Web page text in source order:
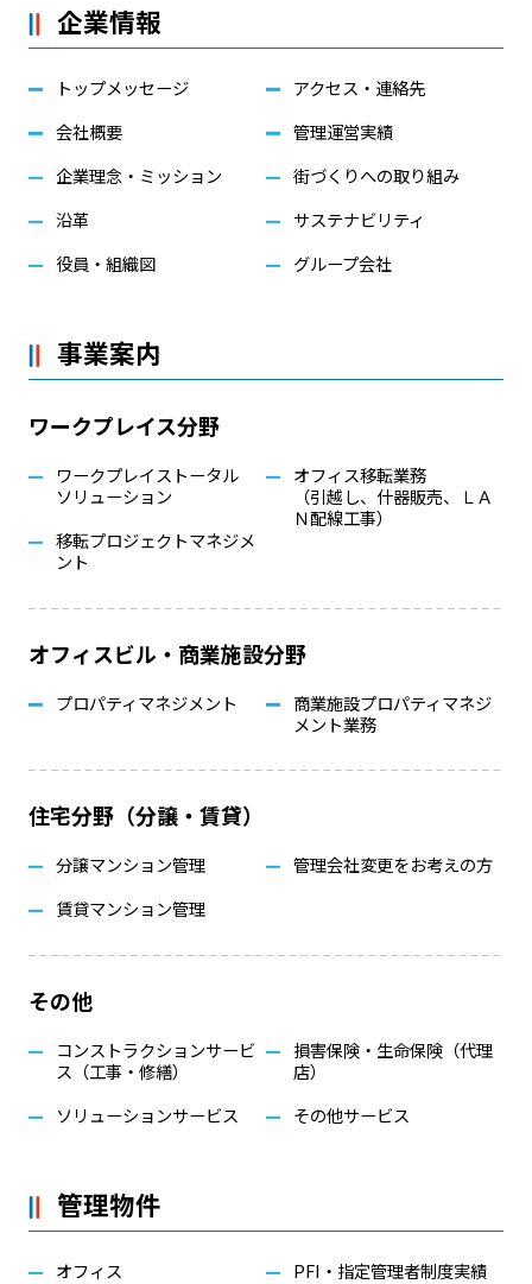
企業情報
トップメッセージ
会社概要
企業理念・ミッション
沿革
役員・組織図
アクセス・連絡先
管理運営実績
街づくりへの取り組み
サステナビリティ
グループ会社
事業案内
ワークプレイス分野
ワークプレイストータル
ソリューション
移転プロジェクトマネジメ
ント
オフィス移転業務
（引越し、什器販売、ＬＡ
Ｎ配線工事）
オフィスビル・商業施設分野
プロパティマネジメント
商業施設プロパティマネジ
メント業務
住宅分野（分譲・賃貸）
分譲マンション管理
賃貸マンション管理
管理会社変更をお考えの方
その他
コンストラクションサービ
ス（工事・修繕）
ソリューションサービス
損害保険・生命保険（代理
店）
その他サービス
管理物件
オフィス
PFI・指定管理者制度実績